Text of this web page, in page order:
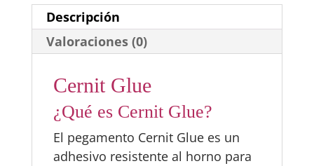
Descripción
Valoraciones (0)
Cernit Glue
¿Qué es Cernit Glue?
El pegamento Cernit Glue es un
adhesivo resistente al horno para